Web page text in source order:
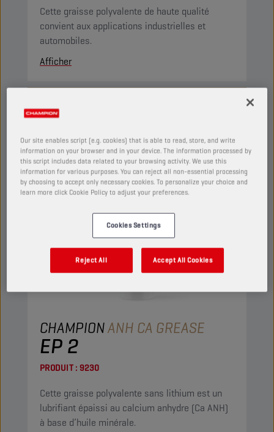
Cette graisse polyvalente de haute qualité
convient aux applications industrielles et
automobiles.
Afficher
CHAMPIONANH CA GREASE
EP 2
PRODUIT : 9230
Cette graisse polyvalente sans lithium est un
lubrifiant épaissi au calcium anhydre (Ca ANH)
à base d’huile minérale.
Our site enables script (e.g. cookies) that is able to read, store, and write
information on your browser and in your device. The information processed by
this script includes data related to your browsing activity. We use this
information for various purposes. You can reject all non-essential processing
by choosing to accept only necessary cookies. To personalize your choice and
learn more click Cookie Policy to adjust your preferences.
Cookies Settings
Reject All Accept All Cookies